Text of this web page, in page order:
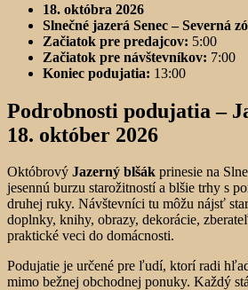
18. októbra 2026
Slnečné jazerá Senec – Severná
Začiatok pre predajcov: 5:00
Začiatok pre návštevníkov: 7:00
Koniec podujatia: 13:00
Podrobnosti podujatia –
18. október 2026
Októbrový Jazerný blšák prinesie na
jesennú burzu starožitností a blšie trhy s
druhej ruky. Návštevníci tu môžu nájsť
doplnky, knihy, obrazy, dekorácie,
praktické veci do domácnosti.
Podujatie je určené pre ľudí, ktorí radi
mimo bežnej obchodnej ponuky. Každý